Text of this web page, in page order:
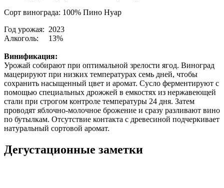
Сорт винограда: 100% Пино Нуар
Год урожая: 2023
Алкоголь: 13%
Винификация:
Урожай собирают при оптимальной зрелости ягод. Виноград
мацерируют при низких температурах семь дней, чтобы
сохранить насыщенный цвет и аромат. Сусло ферментируют с
помощью специальных дрожжей в емкостях из нержавеющей
стали при строгом контроле температуры 24 дня. Затем
проводят яблочно-молочное брожение и сразу разливают вино
по бутылкам. Отсутствие контакта с древесиной подчеркивает
натуральный сортовой аромат.
Дегустационные заметки